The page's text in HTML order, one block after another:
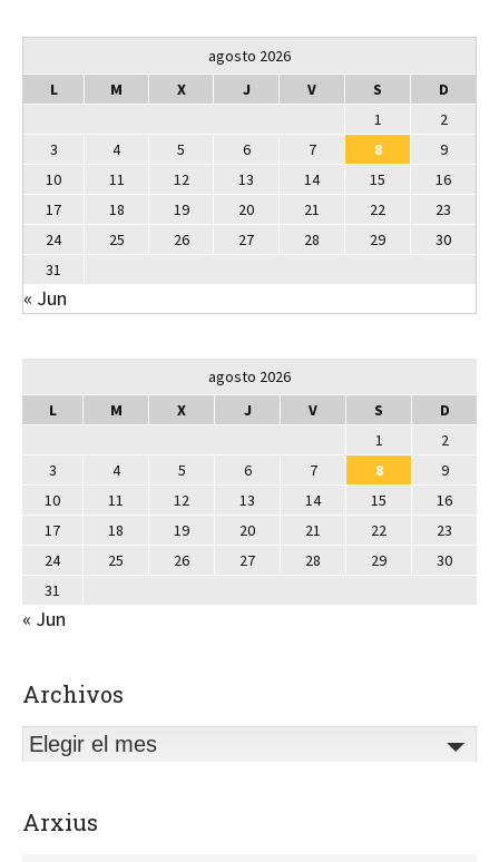
agosto 2026
L
M X J V S
D
1
2
3
4 5 6 7 8
9
10
11 12 13 14 15
16
17
18 19 20 21 22
23
24
25 26 27 28 29
30
31
« Jun
agosto 2026
L
M X J V S
D
1
2
3
4 5 6 7 8
9
10
11 12 13 14 15
16
17
18 19 20 21 22
23
24
25 26 27 28 29
30
31
« Jun
Archivos
Elegir el mes
Arxius